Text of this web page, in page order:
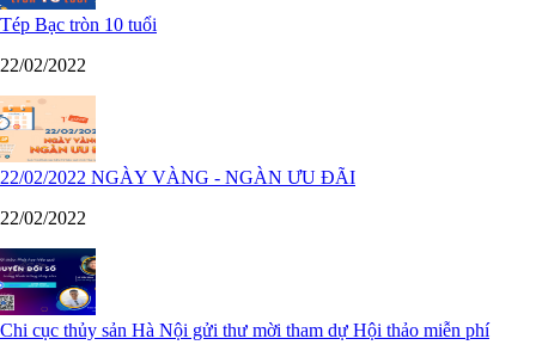
Tép Bạc tròn 10 tuổi
22/02/2022
22/02/2022 NGÀY VÀNG - NGÀN ƯU ĐÃI
22/02/2022
Chi cục thủy sản Hà Nội gửi thư mời tham dự Hội thảo miễn phí